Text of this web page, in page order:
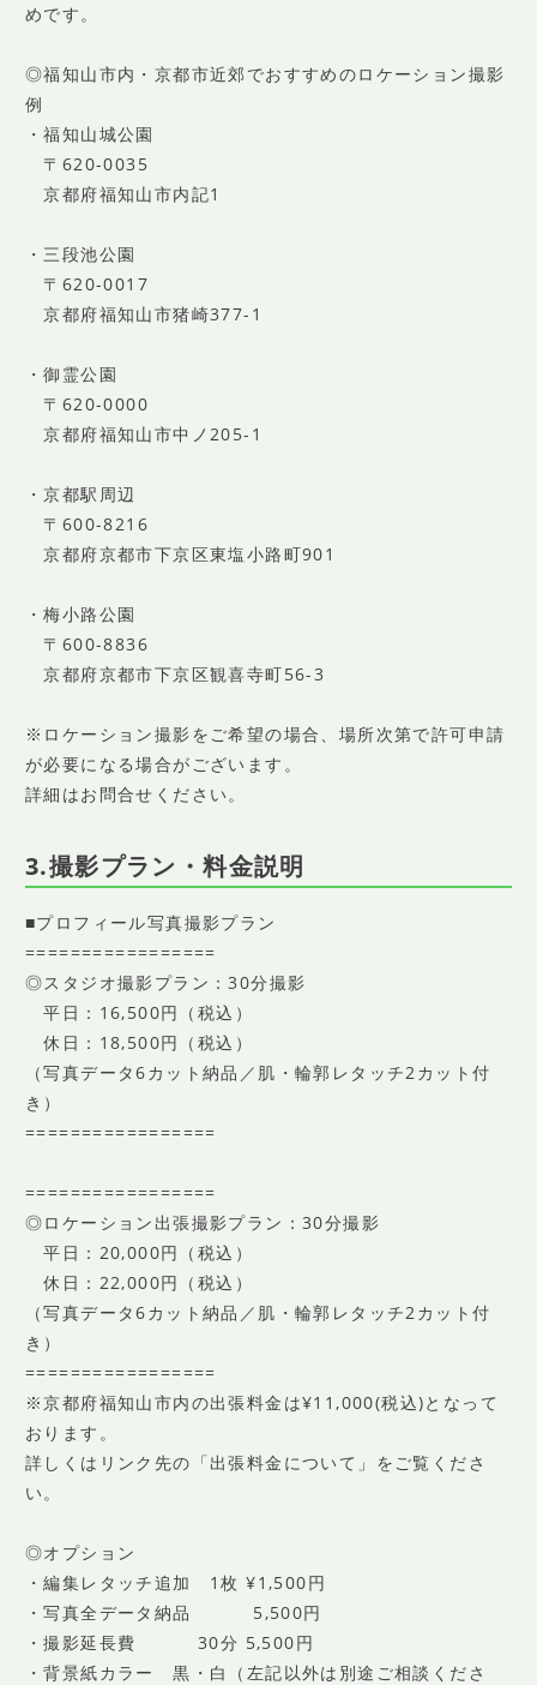
めです。
◎福知山市内・京都市近郊でおすすめのロケーション撮影
例
・福知山城公園
〒620-0035
京都府福知山市内記1
・三段池公園
〒620-0017
京都府福知山市猪崎377-1
・御霊公園
〒620-0000
京都府福知山市中ノ205-1
・京都駅周辺
〒600-8216
京都府京都市下京区東塩小路町901
・梅小路公園
〒600-8836
京都府京都市下京区観喜寺町56-3
※ロケーション撮影をご希望の場合、場所次第で許可申請
が必要になる場合がございます。
詳細はお問合せください。
3.撮影プラン・料金説明
■プロフィール写真撮影プラン
=================
◎スタジオ撮影プラン：30分撮影
平日：16,500円（税込）
休日：18,500円（税込）
（写真データ6カット納品／肌・輪郭レタッチ2カット付
き）
=================
=================
◎ロケーション出張撮影プラン：30分撮影
平日：20,000円（税込）
休日：22,000円（税込）
（写真データ6カット納品／肌・輪郭レタッチ2カット付
き）
=================
※京都府福知山市内の出張料金は¥11,000(税込)となって
おります。
詳しくはリンク先の「出張料金について」をご覧くださ
い。
◎オプション
・編集レタッチ追加 1枚 ¥1,500円
・写真全データ納品 5,500円
・撮影延長費 30分 5,500円
・背景紙カラー 黒・白（左記以外は別途ご相談くださ